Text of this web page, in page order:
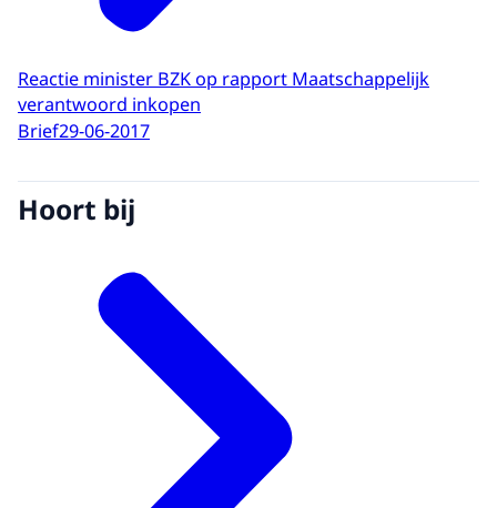
Reactie minister BZK op rapport Maatschappelijk
verantwoord inkopen
Brief29-06-2017
Hoort bij